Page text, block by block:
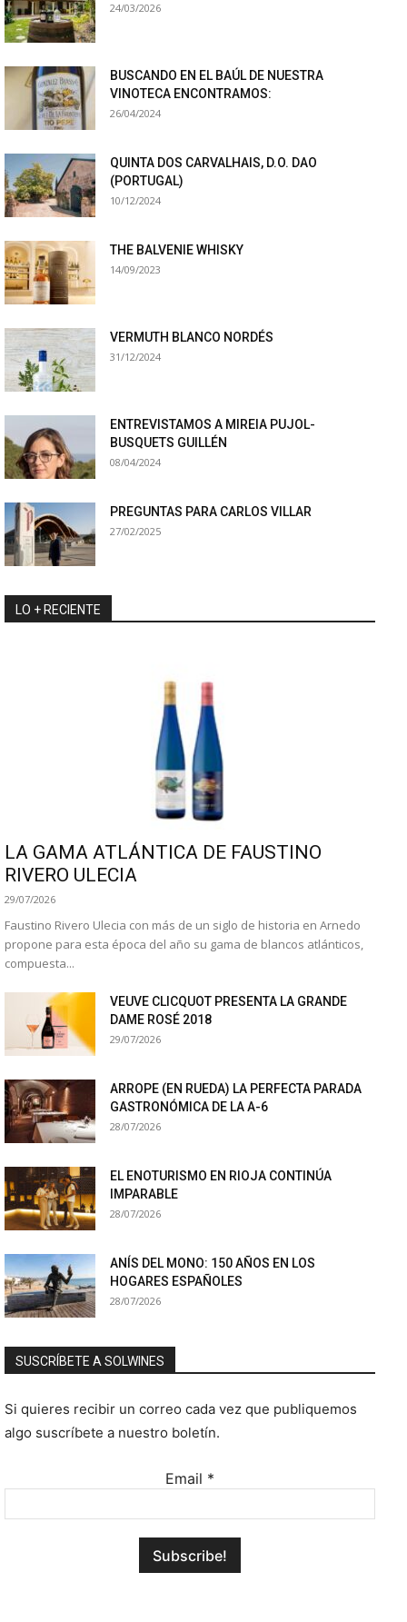
24/03/2026
BUSCANDO EN EL BAÚL DE NUESTRA
VINOTECA ENCONTRAMOS:
26/04/2024
QUINTA DOS CARVALHAIS, D.O. DAO
(PORTUGAL)
10/12/2024
THE BALVENIE WHISKY
14/09/2023
VERMUTH BLANCO NORDÉS
31/12/2024
ENTREVISTAMOS A MIREIA PUJOL-
BUSQUETS GUILLÉN
08/04/2024
PREGUNTAS PARA CARLOS VILLAR
27/02/2025
LO + RECIENTE
LA GAMA ATLÁNTICA DE FAUSTINO
RIVERO ULECIA
29/07/2026
Faustino Rivero Ulecia con más de un siglo de historia en Arnedo
propone para esta época del año su gama de blancos atlánticos,
compuesta...
VEUVE CLICQUOT PRESENTA LA GRANDE
DAME ROSÉ 2018
29/07/2026
ARROPE (EN RUEDA) LA PERFECTA PARADA
GASTRONÓMICA DE LA A-6
28/07/2026
EL ENOTURISMO EN RIOJA CONTINÚA
IMPARABLE
28/07/2026
ANÍS DEL MONO: 150 AÑOS EN LOS
HOGARES ESPAÑOLES
28/07/2026
SUSCRÍBETE A SOLWINES
Si quieres recibir un correo cada vez que publiquemos
algo suscríbete a nuestro boletín.
Email *